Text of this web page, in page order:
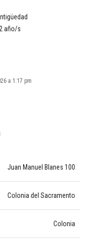
año/s
a 1:17 pm
Juan Manuel Blanes 100
Colonia del Sacramento
Colonia